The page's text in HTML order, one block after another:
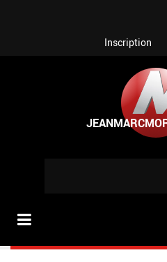
Inscription